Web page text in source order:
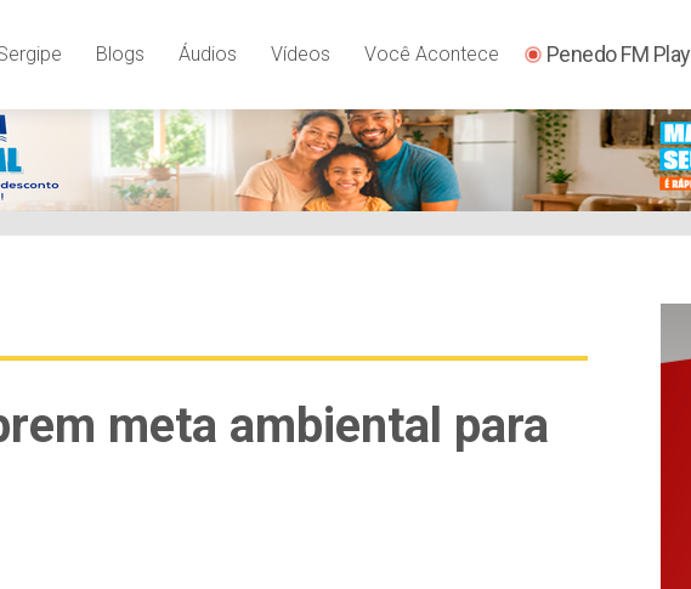
Blogs Áudios Vídeos Você Acontece Penedo FM Play
meta ambiental para